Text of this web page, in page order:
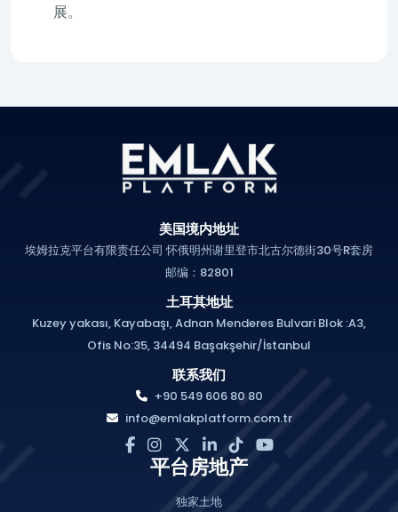
展。
美国境内地址
埃姆拉克平台有限责任公司 怀俄明州谢里登市北古尔德街30号R套房
邮编：82801
土耳其地址
Kuzey yakası, Kayabaşı, Adnan Menderes Bulvari Blok :A3,
Ofis No:35, 34494 Başakşehir/İstanbul
联系我们
+90 549 606 80 80
info@emlakplatform.com.tr
平台房地产
独家土地